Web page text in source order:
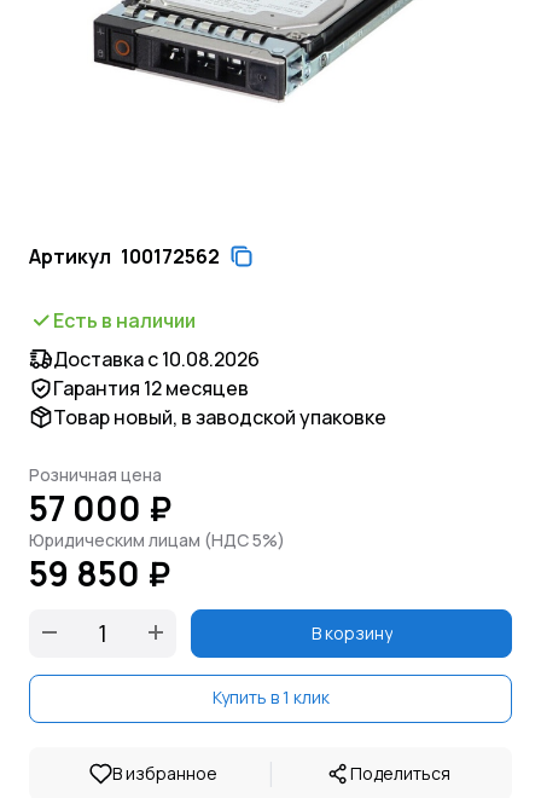
Артикул 100172562
Есть в наличии
Доставка с 10.08.2026
Гарантия 12 месяцев
Товар новый, в заводской упаковке
Розничная цена
57 000 ₽
Юридическим лицам (НДС 5%)
59 850 ₽
В корзину
Купить в 1 клик
В избранное | Поделиться